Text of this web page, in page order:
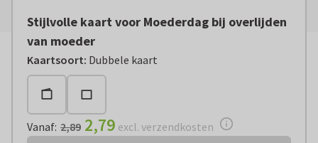
Stijlvolle kaart voor Moederdag bij overlijden
van moeder
Kaartsoort: Dubbele kaart
Vanaf:€ 2,79 excl. verzendkosten
Vanaf: 2,89 2,79 excl. verzendkosten